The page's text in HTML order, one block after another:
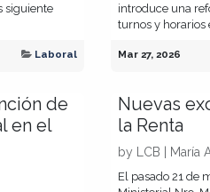
siguiente
Laboral
introduce una
turnos y horarios
Mar 27, 2026
de
en el
Nuevas
la Renta
by LCB | María
El pasado 21 de